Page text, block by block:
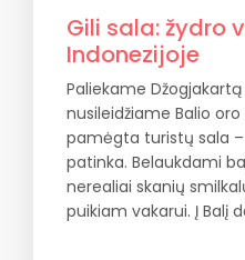
Gili sala: žydro
Indonezijoje
Paliekame
nusileidžiame Balio
pamėgta turistų sala
patinka. Belaukdami
nerealiai skanių
puikiam vakarui. Į Balį